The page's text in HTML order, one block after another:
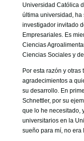
Universidad Católica
última universidad,
investigador invitado
Empresariales. Es
Ciencias
Ciencias Sociales y
Por esta razón y
agradecimientos a
su desarrollo. En
Schnettler, por su
que lo he necesitado,
universitarios en la
sueño para mí, no era